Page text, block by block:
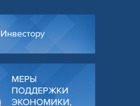
Инвестору
МЕРЫ
ПОДДЕРЖКИ
ЭКОНОМИКИ,